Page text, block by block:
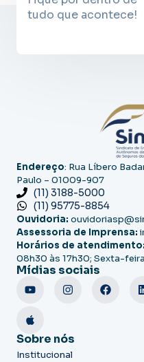
tudo que acontece!
Endereço: Rua Líbero
Paulo – 01009-907
(11) 3188-5000
(11) 95775-8854
Ouvidoria:
Assessoria de Imprensa:
Horários de atendimento:
08h30 às 17h30; Sexta-
Mídias sociais
Sobre nós
Institucional